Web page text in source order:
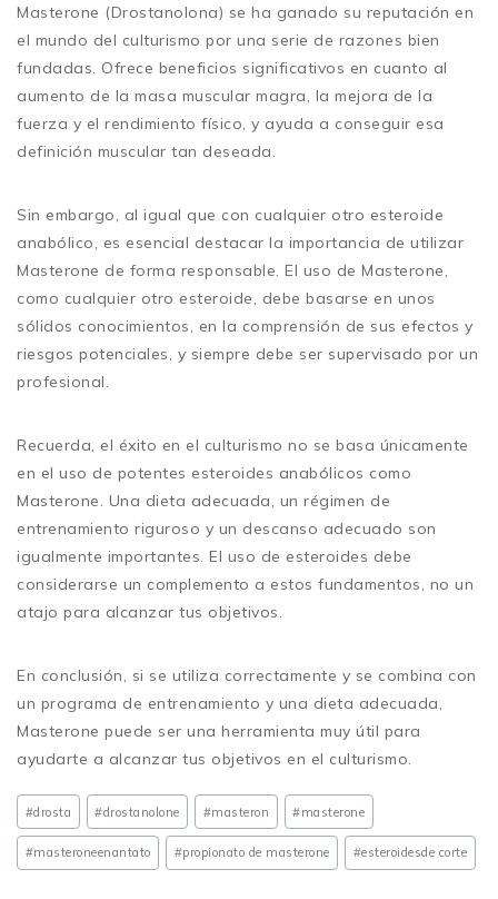
Masterone (Drostanolona) se ha ganado su reputación en
el mundo del culturismo por una serie de razones bien
fundadas. Ofrece beneficios significativos en cuanto al
aumento de la masa muscular magra, la mejora de la
fuerza y el rendimiento físico, y ayuda a conseguir esa
definición muscular tan deseada.
Sin embargo, al igual que con cualquier otro esteroide
anabólico, es esencial destacar la importancia de utilizar
Masterone de forma responsable. El uso de Masterone,
como cualquier otro esteroide, debe basarse en unos
sólidos conocimientos, en la comprensión de sus efectos y
riesgos potenciales, y siempre debe ser supervisado por un
profesional.
Recuerda, el éxito en el culturismo no se basa únicamente
en el uso de potentes esteroides anabólicos como
Masterone. Una dieta adecuada, un régimen de
entrenamiento riguroso y un descanso adecuado son
igualmente importantes. El uso de esteroides debe
considerarse un complemento a estos fundamentos, no un
atajo para alcanzar tus objetivos.
En conclusión, si se utiliza correctamente y se combina con
un programa de entrenamiento y una dieta adecuada,
Masterone puede ser una herramienta muy útil para
ayudarte a alcanzar tus objetivos en el culturismo.
#drosta #drostanolone #masteron #masterone
#masteroneenantato #propionato de masterone #esteroidesde corte